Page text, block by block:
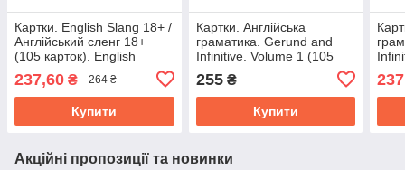
Картки. English Slang 18+ /
Англійський сленг 18+
(105 карток). English
237,60 ₴ 264 ₴
Купити
Картки. Англійська
граматика. Gerund and
Infinitive. Volume 1 (105
255₴
Купити
Акційні пропозиції та новинки